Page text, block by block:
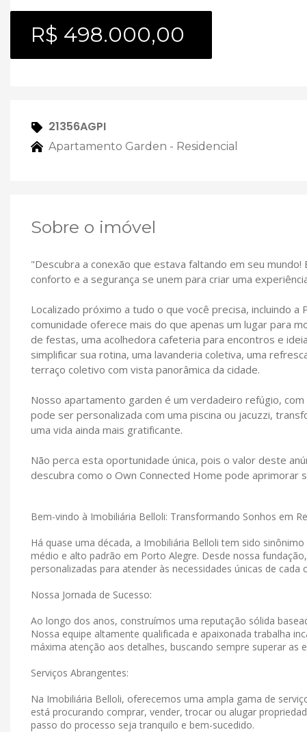
R$ 498.000,00
21356AGPI
Apartamento Garden - Residencial
Sobre o imóvel
"Descubra a conexão que estava faltando em seu
conforto e a segurança se unem para criar uma
Localizado próximo a tudo o que você precisa, incluindo a
comunidade oferece mais do que apenas um lugar para
de festas, uma acolhedora cafeteria para encontros e
simplificar sua rotina, uma lavanderia coletiva, uma
terraço coletivo com vista panorâmica da cidade.
Nosso apartamento garden é um verdadeiro refúgio,
pode ser personalizada com uma piscina ou jacuzzi,
uma vida ainda mais gratificante.
Não perca esta oportunidade única, pois o valor deste
descubra como o Own Connected Home pode aprimorar
Bem-vindo à Imobiliária Belloli: Transformando Sonhos em
Há quase uma década, a Imobiliária Belloli tem sido
médio e alto padrão em Porto Alegre. Desde nossa
personalizadas para atender às necessidades únicas de cada
Nossa Jornada de Sucesso:
Ao longo dos anos, construímos uma reputação sólida
Nossa equipe altamente qualificada e apaixonada trabalha
máxima atenção aos detalhes, buscando sempre superar as
Serviços Abrangentes:
Na Imobiliária Belloli, oferecemos uma ampla gama de
está procurando comprar, vender, trocar ou alugar
passo do processo seja tranquilo e bem-sucedido.